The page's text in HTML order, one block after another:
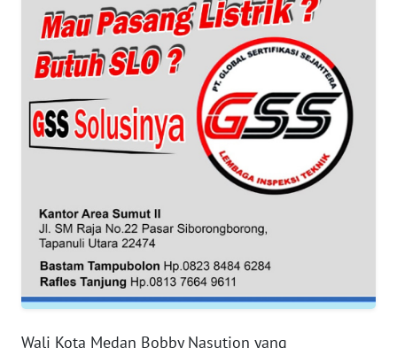
Wali Kota Medan Bobby Nasution yang
PAPUA
WN
PAPUA
BARAT
WN
WN
SERAMBI
WN
JAMBI
WN